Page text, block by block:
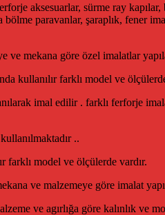
aksesuarlar, sürme ray
bölme paravanlar, şaraplık,
ve mekana göre özel imalatlar
kullanılır farklı model ve
imal edilir . farklı ferforje
..
farklı model ve ölçülerde vardır.
ve malzemeye göre imalat
ve agırlığa göre kalınlık ve